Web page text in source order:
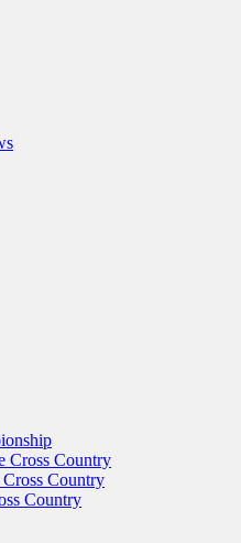
Cross Country
Country
Country